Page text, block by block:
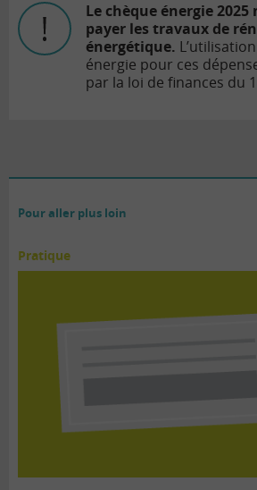
Le chèque énergie
payer les travaux de
énergétique.
énergie pour ces
par la loi de finances du
Pour aller plus loin
Pratique